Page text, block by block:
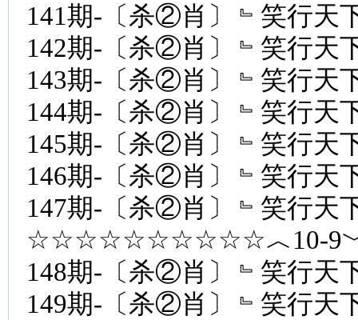
141期-〔杀②肖〕﹄笑行天
142期-〔杀②肖〕﹄笑行天
143期-〔杀②肖〕﹄笑行天
144期-〔杀②肖〕﹄笑行天
145期-〔杀②肖〕﹄笑行天
146期-〔杀②肖〕﹄笑行天
147期-〔杀②肖〕﹄笑行天
☆☆☆☆☆☆☆☆☆☆︿10-
148期-〔杀②肖〕﹄笑行天
149期-〔杀②肖〕﹄笑行天